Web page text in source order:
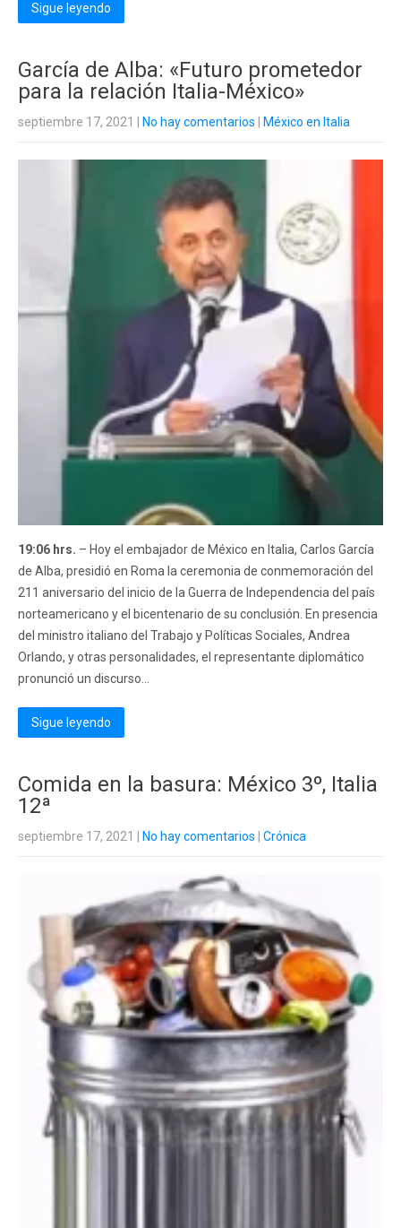
Sigue leyendo
García de Alba: «Futuro prometedor
para la relación Italia-México»
septiembre 17, 2021 No hay comentarios México en Italia
19:06 hrs. – Hoy el embajador de México en Italia, Carlos García
de Alba, presidió en Roma la ceremonia de conmemoración del
211 aniversario del inicio de la Guerra de Independencia del país
norteamericano y el bicentenario de su conclusión. En presencia
del ministro italiano del Trabajo y Políticas Sociales, Andrea
Orlando, y otras personalidades, el representante diplomático
pronunció un discurso...
Sigue leyendo
Comida en la basura: México 3º, Italia
12ª
septiembre 17, 2021 No hay comentarios Crónica